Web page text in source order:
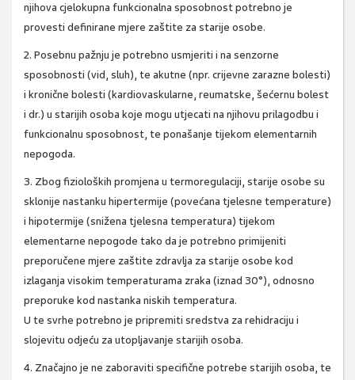
njihova cjelokupna funkcionalna sposobnost potrebno je
provesti definirane mjere zaštite za starije osobe.
2. Posebnu pažnju je potrebno usmjeriti i na senzorne
sposobnosti (vid, sluh), te akutne (npr. crijevne zarazne bolesti)
i kronične bolesti (kardiovaskularne, reumatske, šećernu bolest
i dr.) u starijih osoba koje mogu utjecati na njihovu prilagodbu i
funkcionalnu sposobnost, te ponašanje tijekom elementarnih
nepogoda.
3. Zbog fizioloških promjena u termoregulaciji, starije osobe su
sklonije nastanku hipertermije (povećana tjelesne temperature)
i hipotermije (snižena tjelesna temperatura) tijekom
elementarne nepogode tako da je potrebno primijeniti
preporučene mjere zaštite zdravlja za starije osobe kod
izlaganja visokim temperaturama zraka (iznad 30°), odnosno
preporuke kod nastanka niskih temperatura.
U te svrhe potrebno je pripremiti sredstva za rehidraciju i
slojevitu odjeću za utopljavanje starijih osoba.
4. Značajno je ne zaboraviti specifične potrebe starijih osoba, te